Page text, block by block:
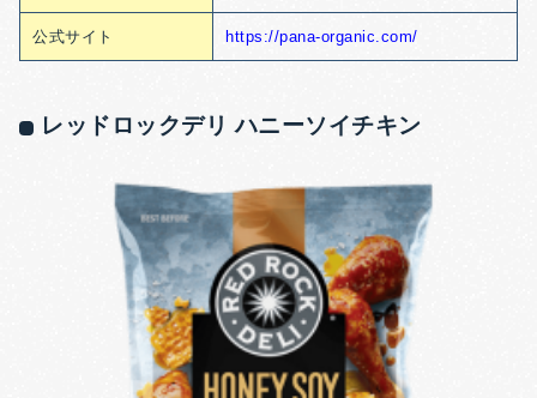
公式サイト https://pana-organic.com/
レッドロックデリ ハニーソイチキン